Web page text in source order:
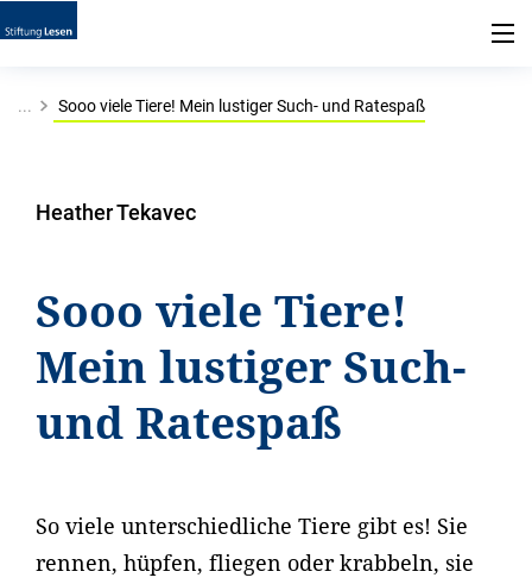
... Sooo viele Tiere! Mein lustiger Such- und Ratespaß
Heather Tekavec
Sooo viele Tiere!
Mein lustiger Such-
und Ratespaß
So viele unterschiedliche Tiere gibt es! Sie
rennen, hüpfen, fliegen oder krabbeln, sie